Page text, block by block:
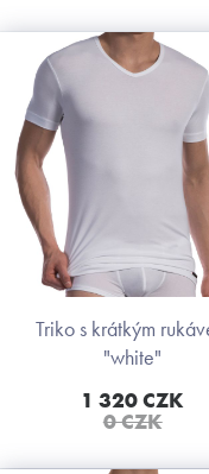
triko s krátkým rukávem
"white"
1 320 CZK
0 CZK